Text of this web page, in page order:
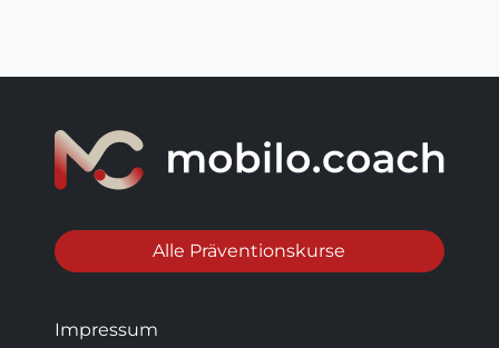
Alle Präventionskurse
Impressum